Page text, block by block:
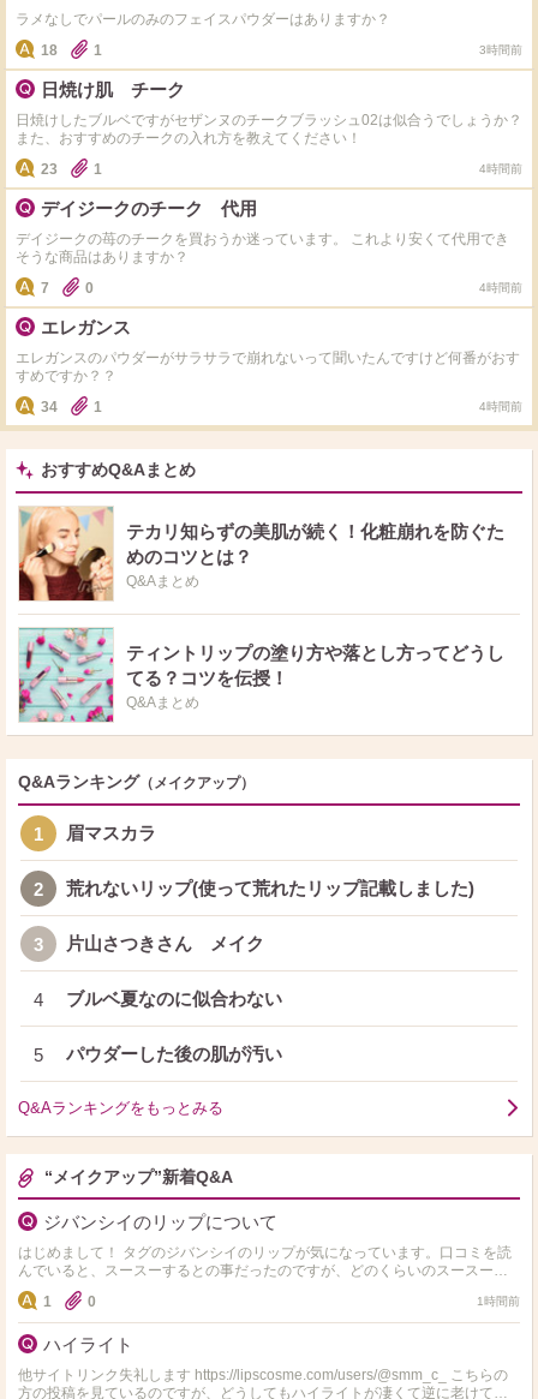
ラメなしでパールのみのフェイスパウダーはありますか？
18
1 3時間前
日焼け肌 チーク
日焼けしたブルベですがセザンヌのチークブラッシュ02は似合うでしょうか？
また、おすすめのチークの入れ方を教えてください！
23
1 4時間前
デイジークのチーク 代用
デイジークの苺のチークを買おうか迷っています。 これより安くて代用でき
そうな商品はありますか？
7
0 4時間前
エレガンス
エレガンスのパウダーがサラサラで崩れないって聞いたんですけど何番がおす
すめですか？？
34
1 4時間前
おすすめQ&Aまとめ
テカリ知らずの美肌が続く！化粧崩れを防ぐた
めのコツとは？
Q&Aまとめ
ティントリップの塗り方や落とし方ってどうし
てる？コツを伝授！
Q&Aまとめ
Q&Aランキング （メイクアップ）
1 眉マスカラ
2 荒れないリップ(使って荒れたリップ記載しました)
3 片山さつきさん メイク
4 ブルベ夏なのに似合わない
5 パウダーした後の肌が汚い
Q&Aランキングをもっとみる
“メイクアップ”新着Q&A
ジバンシイのリップについて
はじめまして！ タグのジバンシイのリップが気になっています。口コミを読
んでいると、スースーするとの事だったのですが、どのくらいのスースー感
1 0 1時間前
ハイライト
他サイトリンク失礼します https://lipscosme.com/users/@smm_c_ こちらの
方の投稿を見ているのですが、どうしてもハイライトが凄くて逆に老けて見